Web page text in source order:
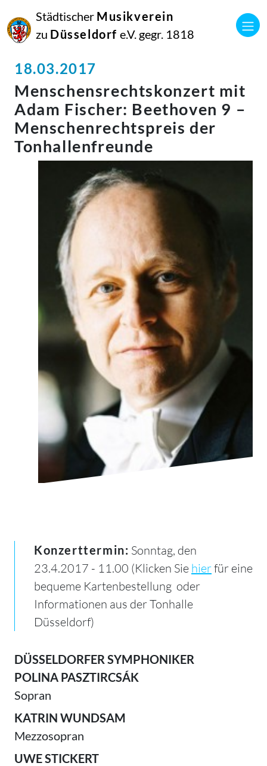
Städtischer Musikverein
zu Düsseldorf e.V. gegr. 1818
18.03.2017
Menschensrechtskonzert mit
Adam Fischer: Beethoven 9 –
Menschenrechtspreis der
Tonhallenfreunde
Konzerttermin: Sonntag, den
23.4.2017 - 11.00 (Klicken Sie hierfür eine
bequeme Kartenbestellung oder
Informationen aus der Tonhalle
Düsseldorf)
DÜSSELDORFER SYMPHONIKER
POLINA PASZTIRCSÁK
Sopran
KATRIN WUNDSAM
Mezzosopran
UWE STICKERT